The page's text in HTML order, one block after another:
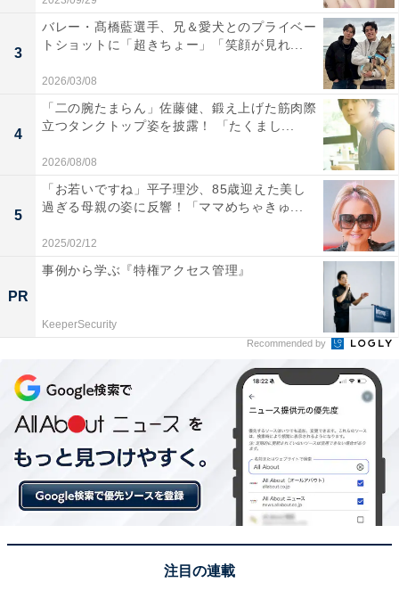
3
バレー・髙橋藍選手、兄＆愛犬とのプライベー
トショットに「超きちょー」「笑顔が見れ...
2026/03/08
4
「二の腕たまらん」佐藤健、鍛え上げた筋肉際
立つタンクトップ姿を披露！ 「たくまし...
2026/08/08
5
「お若いですね」平子理沙、85歳迎えた美し
過ぎる母親の姿に反響！「ママめちゃきゅ...
2025/02/12
PR
事例から学ぶ『特権アクセス管理』
KeeperSecurity
Recommended by
注目の連載